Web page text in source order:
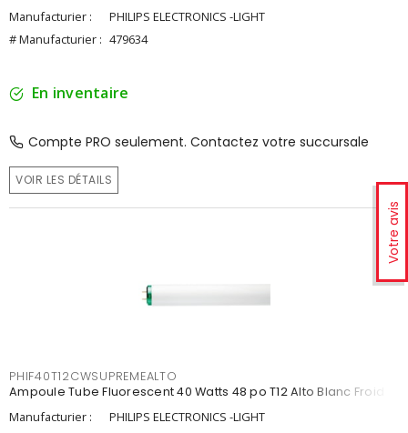
Votre avis
Manufacturier :
PHILIPS ELECTRONICS -LIGHT
# Manufacturier : 479634
En inventaire
Compte PRO seulement. Contactez votre succursale
VOIR LES DÉTAILS
PHIF40T12CWSUPREMEALTO
Ampoule Tube Fluorescent 40 Watts 48 po T12 Alto Blanc Froid
Manufacturier :
PHILIPS ELECTRONICS -LIGHT